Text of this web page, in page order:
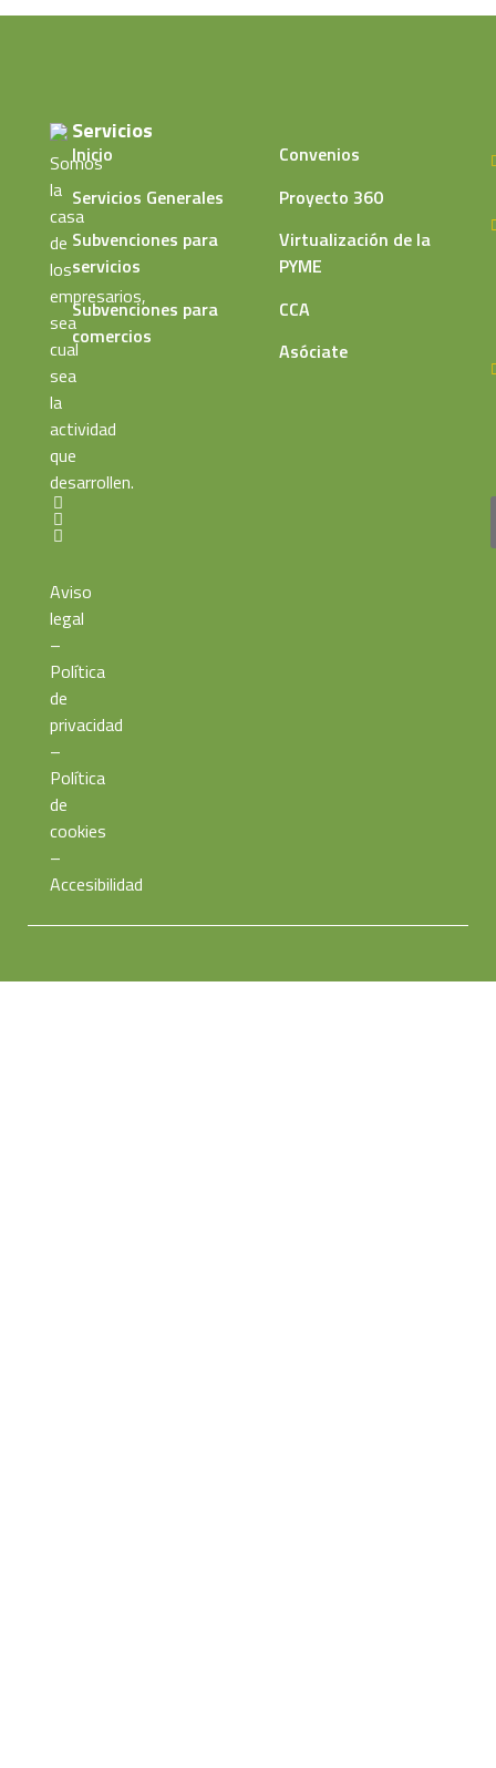
Somos
la
casa
de
los
empresarios,
sea
cual
sea
la
actividad
que
desarrollen.
Aviso
legal
–
Política
de
privacidad
–
Política
de
cookies
–
Accesibilidad
Servicios
Inicio
Servicios Generales
Subvenciones para
servicios
Subvenciones para
comercios
Convenios
Proyecto 360
Virtualización de la
PYME
CCA
Asóciate